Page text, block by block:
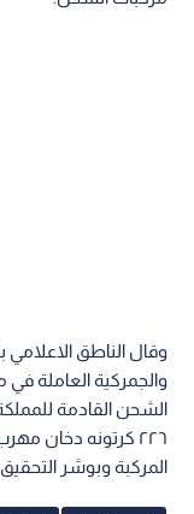
وقال الناطق الاعلامي
والجمركية العاملة في
الشحن القادمة
المركبة وبوشر التحقيق.